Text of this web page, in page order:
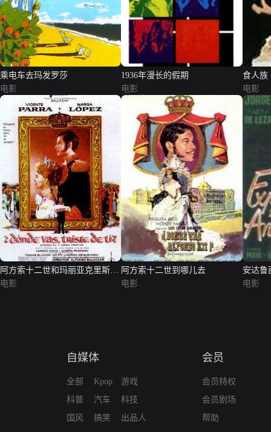
乘电车去玛发罗莎
电影
1936年漫长的假期
电影
食人族
电影
阿方索十二世和玛丽亚克里斯蒂
娜：...
电影
阿方索十二世到哪儿去
电影
安达鲁
电影
自媒体
全部
科普
国风
Kpop
汽车
搞笑
游戏
科技
出品人
会员
会员特权
会员剧场
帮助